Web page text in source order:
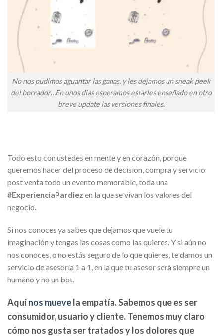
No nos pudimos aguantar las ganas, y les dejamos un sneak peek
del borrador…En unos días esperamos estarles enseñado en otro
breve update las versiones finales.
Todo esto con ustedes en mente y en corazón, porque
queremos hacer del proceso de decisión, compra y servicio
post venta todo un evento memorable, toda una
#ExperienciaPardiez en la que se vivan los valores del
negocio.
Si nos conoces ya sabes que dejamos que vuele tu
imaginación y tengas las cosas como las quieres. Y si aún no
nos conoces, o no estás seguro de lo que quieres, te damos un
servicio de asesoría 1 a 1, en la que tu asesor será siempre un
humano y no un bot.
Aquínos muevela empatía. Sabemos que es ser
consumidor, usuario y cliente. Tenemos muy claro
cómo nos gusta ser tratados y los dolores que